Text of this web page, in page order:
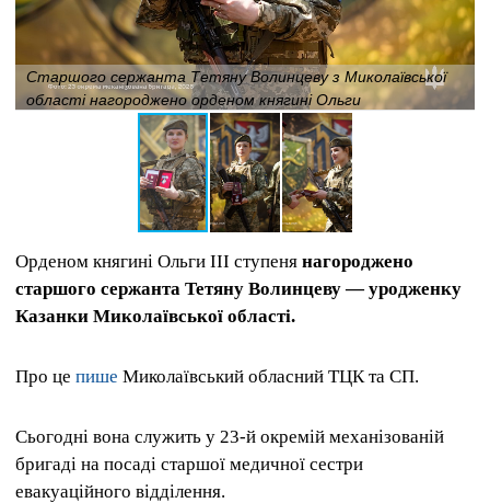
Старшого сержанта Тетяну Волинцеву з Миколаївської
області нагороджено орденом княгині Ольги
Орденом княгині Ольги ІІІ ступеня нагороджено
старшого сержанта Тетяну Волинцеву — уродженку
Казанки Миколаївської області.
Про це пише Миколаївський обласний ТЦК та СП.
Сьогодні вона служить у 23-й окремій механізованій
бригаді на посаді старшої медичної сестри
евакуаційного відділення.